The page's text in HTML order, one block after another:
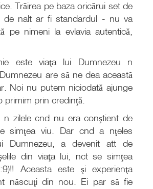
Trăirea pe baza oricărui set de
de nalt ar fi standardul - nu va
pe nimeni la evlavia autentică,
este viaţa lui Dumnezeu n
are să ne dea această
Noi nu putem niciodată ajunge
primim prin credinţă.
n zilele cnd nu era conştient de
simţea viu. Dar cnd a nţeles
Dumnezeu, a devenit att de
din viaţa lui, nct se simţea
Aceasta este şi experienţa
născuţi din nou. Ei par să fie